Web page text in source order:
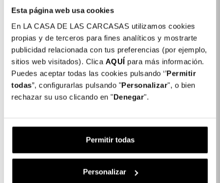
Esta página web usa cookies
En LA CASA DE LAS CARCASAS utilizamos cookies
propias y de terceros para fines analíticos y mostrarte
publicidad relacionada con tus preferencias (por ejemplo,
sitios web visitados). Clica AQUÍ para más información.
Puedes aceptar todas las cookies pulsando ‘’Permitir
todas”, configurarlas pulsando "Personalizar", o bien
rechazar su uso clicando en "Denegar".
Permitir todas
Personalizar
Las Carcasas: Cartão, Bizum, PayPal e à cobrança. Paga a
tua Capa quando a receberes!
Detalhes do produto
Cor: Roxo
COLORES DISPONIBLES
Roxo
Protege o teu smartphone com as nossas novas capas